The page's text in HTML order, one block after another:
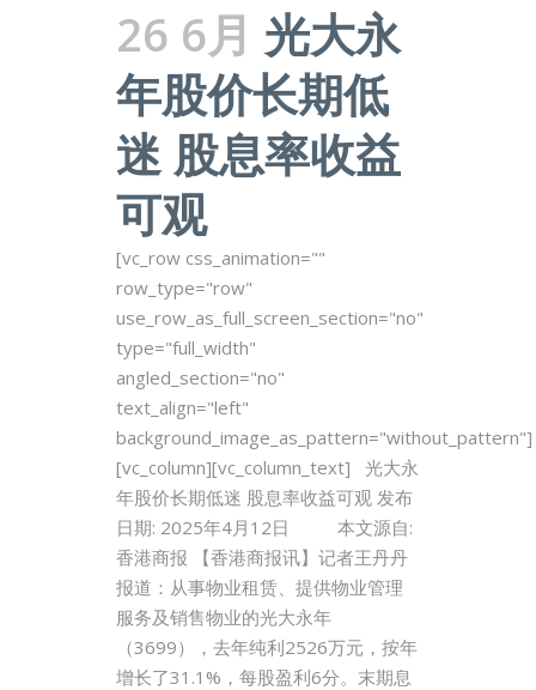
26 6月 光大永
年股价长期低
迷 股息率收益
可观
[vc_row css_animation=""
row_type="row"
use_row_as_full_screen_section="no"
type="full_width"
angled_section="no"
text_align="left"
background_image_as_pattern="without_pattern"]
[vc_column][vc_column_text] 光大永
年股价长期低迷 股息率收益可观 发布
日期: 2025年4月12日 本文源自:
香港商报 【香港商报讯】记者王丹丹
报道：从事物业租赁、提供物业管理
服务及销售物业的光大永年
（3699），去年纯利2526万元，按年
增长了31.1%，每股盈利6分。末期息